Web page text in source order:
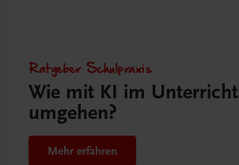
Ratgeber Schulpraxis
Wie mit KI im Unterricht
umgehen?
Mehr erfahren